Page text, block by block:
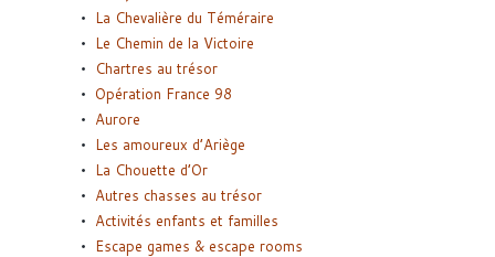
La Chevalière du Téméraire
Le Chemin de la Victoire
Chartres au trésor
Opération France 98
Aurore
Les amoureux d’Ariège
La Chouette d’Or
Autres chasses au trésor
Activités enfants et familles
Escape games & escape rooms